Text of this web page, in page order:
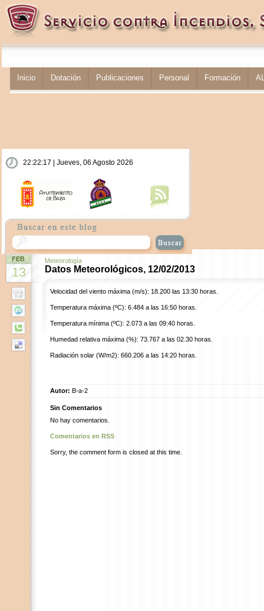
Inicio Dotación Publicaciones Personal Formación
22:22:18 | Jueves, 06 Agosto 2026
FEB
13
Meteorología
Datos Meteorológicos, 12/02/2013
Velocidad del viento máxima (m/s): 18.200 las 13:30 horas.
Temperatura máxima (ºC): 6.484 a las 16:50 horas.
Temperatura mínima (ºC): 2.073 a las 09:40 horas.
Humedad relativa máxima (%): 73.767 a las 02.30 horas.
Radiación solar (W/m2): 660.206 a las 14:20 horas.
Autor: B-a-2
Sin Comentarios
No hay comentarios.
Comentarios en RSS
Sorry, the comment form is closed at this time.